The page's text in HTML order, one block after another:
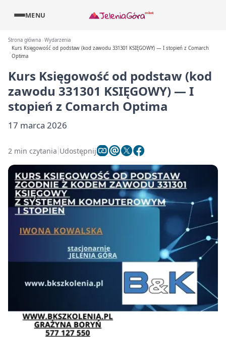
MENU
Strona główna Wydarzenia
Kurs Księgowość od podstaw (kod zawodu 331301 KSIĘGOWY) — I stopień z Comarch
Optima
Kurs Księgowość od podstaw (kod
zawodu 331301 KSIĘGOWY) — I
stopień z Comarch Optima
17 marca 2026
2 min czytania Udostępnij